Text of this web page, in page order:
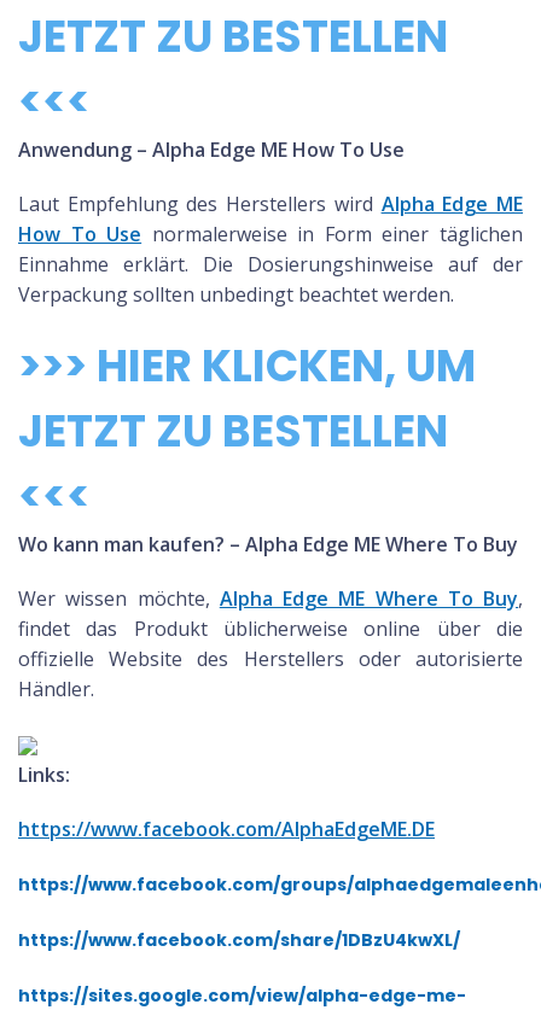
JETZT ZU BESTELLEN
<<<
Anwendung – Alpha Edge ME How To Use
Laut Empfehlung des Herstellers wird Alpha Edge ME
How To Use normalerweise in Form einer täglichen
Einnahme erklärt. Die Dosierungshinweise auf der
Verpackung sollten unbedingt beachtet werden.
>>> HIER KLICKEN, UM
JETZT ZU BESTELLEN
<<<
Wo kann man kaufen? – Alpha Edge ME Where To Buy
Wer wissen möchte, Alpha Edge ME Where To Buy,
findet das Produkt üblicherweise online über die
offizielle Website des Herstellers oder autorisierte
Händler.
Links:
https://www.facebook.com/AlphaEdgeME.DE
https://www.facebook.com/groups/
https://www.facebook.com/share/1DBzU4kwXL/
https://sites.google.com/view/alpha-edge-me-